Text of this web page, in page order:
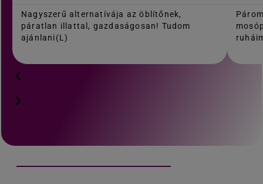
Nagyszerű alternatívája az öblítőnek,
páratlan illattal, gazdaságosan! Tudom
ajánlani(L)